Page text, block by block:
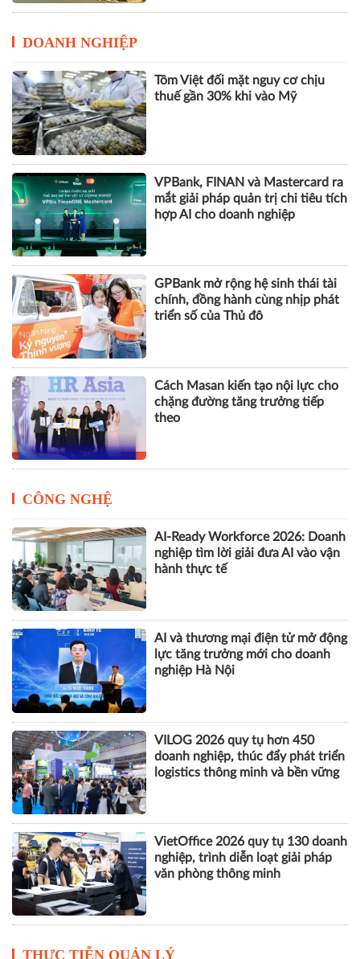
DOANH NGHIỆP
Tôm Việt đối mặt nguy cơ chịu
thuế gần 30% khi vào Mỹ
VPBank, FINAN và Mastercard ra
mắt giải pháp quản trị chi tiêu tích
hợp AI cho doanh nghiệp
GPBank mở rộng hệ sinh thái tài
chính, đồng hành cùng nhịp phát
triển số của Thủ đô
Cách Masan kiến tạo nội lực cho
chặng đường tăng trưởng tiếp
theo
CÔNG NGHỆ
AI-Ready Workforce 2026: Doanh
nghiệp tìm lời giải đưa AI vào vận
hành thực tế
AI và thương mại điện tử mở động
lực tăng trưởng mới cho doanh
nghiệp Hà Nội
VILOG 2026 quy tụ hơn 450
doanh nghiệp, thúc đẩy phát triển
logistics thông minh và bền vững
VietOffice 2026 quy tụ 130 doanh
nghiệp, trình diễn loạt giải pháp
văn phòng thông minh
THỰC TIỄN QUẢN LÝ